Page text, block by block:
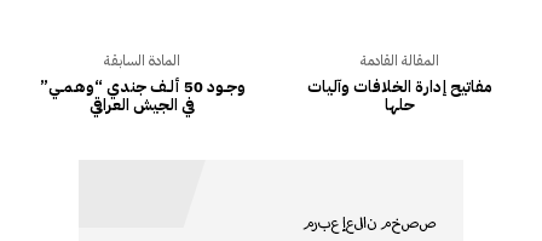
المادة السابقة
وجـــود 50 ألــف جندي “وهـمــي”
في الجيش العراقي
المقالة القادمة
مفاتيح إدارة الخلافات وآليات
حلها